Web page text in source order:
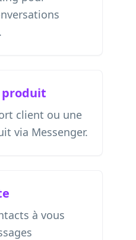
produit
client ou une
via Messenger.
à vous